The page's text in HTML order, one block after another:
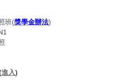
班(獎學金辦法)
進入)